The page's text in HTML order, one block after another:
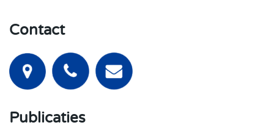
Contact
Publicaties